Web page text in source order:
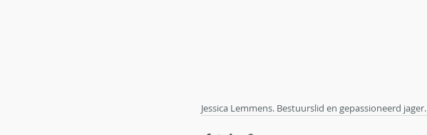
Jessica Lemmens. Bestuurslid en gepassioneerd jager.